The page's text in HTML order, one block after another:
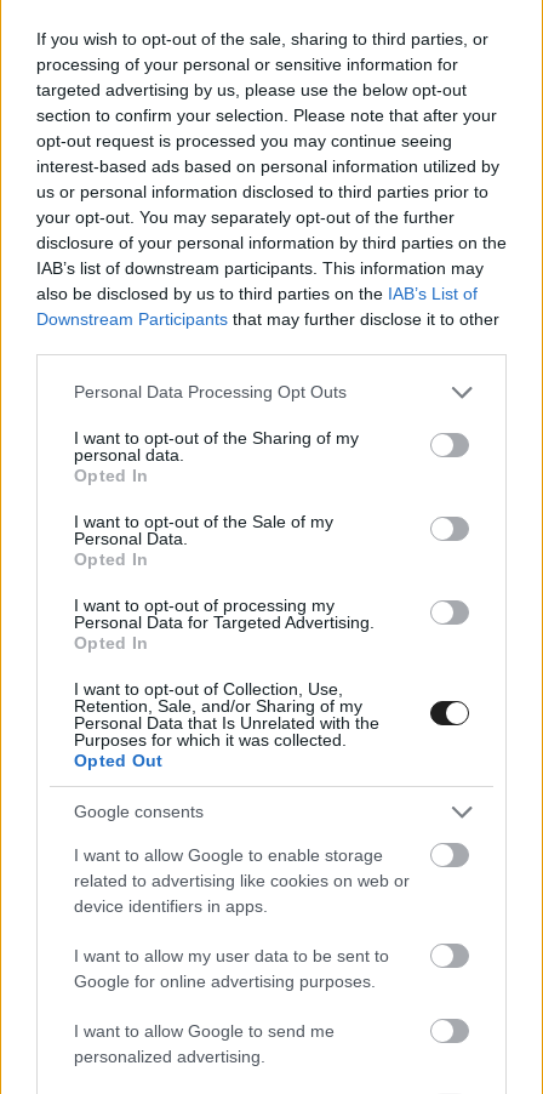
If you wish to opt-out of the sale, sharing to third parties, or
processing of your personal or sensitive information for
targeted advertising by us, please use the below opt-out
section to confirm your selection. Please note that after your
opt-out request is processed you may continue seeing
interest-based ads based on personal information utilized by
us or personal information disclosed to third parties prior to
your opt-out. You may separately opt-out of the further
disclosure of your personal information by third parties on the
IAB’s list of downstream participants. This information may
also be disclosed by us to third parties on the IAB’s List of
Downstream Participants that may further disclose it to other
Please note that this website/app uses one or more Google
not limited to your visit or usage behaviour. You may click to
grant or deny consent to Google and its third-party tags to
use your data for below specified purposes in below Google
consent section.
Personal Data Processing Opt Outs
I want to opt-out of the Sharing of my
personal data.
Opted In
I want to opt-out of the Sale of my
Personal Data.
Opted In
I want to opt-out of processing my
Personal Data for Targeted Advertising.
Opted In
I want to opt-out of Collection, Use,
Retention, Sale, and/or Sharing of my
Personal Data that Is Unrelated with the
Purposes for which it was collected.
Opted Out
Google consents
I want to allow Google to enable storage
related to advertising like cookies on web or
device identifiers in apps.
I want to allow my user data to be sent to
Google for online advertising purposes.
I want to allow Google to send me
personalized advertising.
rúgott…
Az élmezőnyben délután is a Toyoták
háziversenyét figyelhettük. Az 5. szakaszt
Solberg nyerte 1 tizeddel Ogier előtt, amivel
feljött az összetettben a 2. helyre Pajari és Evans
elé, majd a 6. szakaszon ismét a francia volt a
leggyorsabb, de csak 0,2 másodperccel előzte a
2. helyre odaérő svédet, míg a 7. szakasz
ugyanezt a sorrendet hozta az első két helyen,
de Ogier itt már több mint 2 másodperccel
bizonyult gyorsabbnak. A kilencszeres
egy kivételével az összes gyorsaságit megnyerte.
Az összetett második helyén Solberg, a
harmadikon Evans áll, míg a bajnokságot vezető